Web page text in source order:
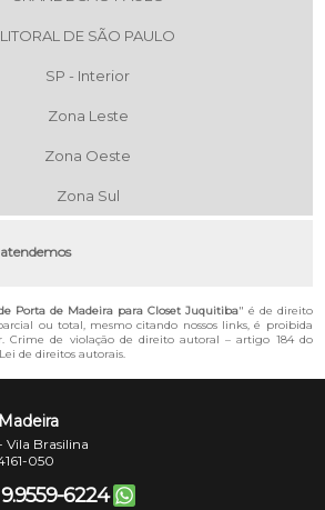
LITORAL DE SÃO PAULO
SP - Interior
Zona Leste
Zona Oeste
Zona Sul
Porta de Madeira para Closet Juquitiba" é de direito
ou total, mesmo citando nossos links, é proibida
Crime de violação de direito autoral – artigo 184 do
de direitos autorais.
Vila Brasilina
050
9.9559-6224